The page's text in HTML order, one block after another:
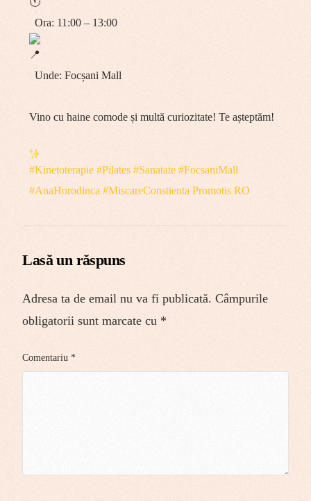
Ora: 11:00 – 13:00
Unde: Focșani Mall
Vino cu haine comode și multă curiozitate! Te așteptăm!
#Kinetoterapie #Pilates #Sanatate #FocsaniMall
#AnaHorodinca #MiscareConstienta Promotis RO
Lasă un răspuns
Adresa ta de email nu va fi publicată. Câmpurile
obligatorii sunt marcate cu *
Comentariu*